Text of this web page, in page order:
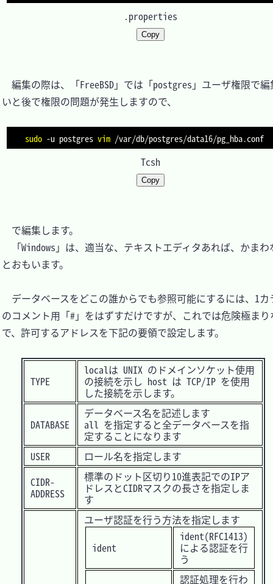
.properties
Copy
編集の際は、「FreeBSD」では「postgres」ユーザ権限で
いと後で権限の問題が発生しますので、
sudo -u postgres vim
Tcsh
Copy
で編集します。
「Windows」は、適当な、テキストエディタあれば、かまわ
とおもいます。
データベースをどこの誰からでも参照可能にするには、1カ
のコメント用「#」をはずすだけですが、これでは危険極ま
で、許可するアドレスを下記の要領で設定します。
TYPE
localは UNIX のドメインソケット使用
の接続を示し host は TCP/IP を使用
した接続を示します。
DATABASE
データベース名を記述します
all を指定すると全データベースを指
定することになります
USER
ロール名を指定します
CIDR-
ADDRESS
標準のドット区切り10進表記でのIPア
ドレスとCIDRマスクの長さを指定しま
す
ユーザ認証を行う方法を指定します
ident
ident(RFC1413)
による認証を行
う
認証処理を行わ